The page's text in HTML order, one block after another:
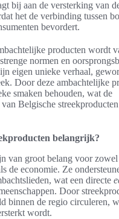
bij aan de versterking van
het de verbinding tussen
bevordert.
producten wordt
normen en
eigen unieke verhaal,
Door deze ambachtelijke
smaken behouden, wat de
Belgische
belangrijk?
van groot belang voor
de economie. Ze
wat een directe
Door
binnen de regio circuleren,
wordt.